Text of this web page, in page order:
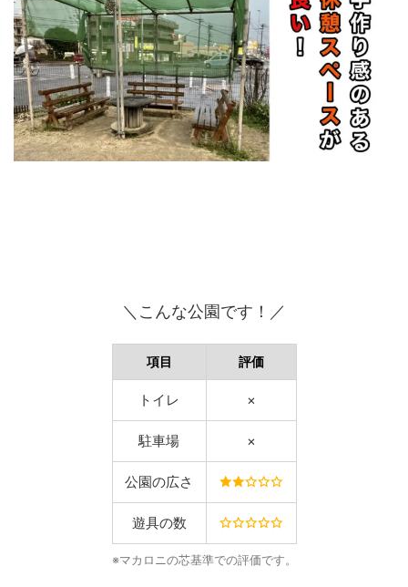
＼こんな公園です！／
項目 評価
トイレ ×
駐車場 ×
公園の広さ
遊具の数
※マカロニの芯基準での評価です。